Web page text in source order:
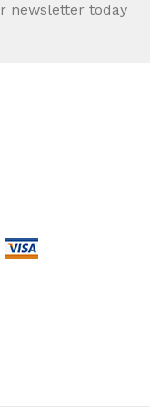
newsletter today